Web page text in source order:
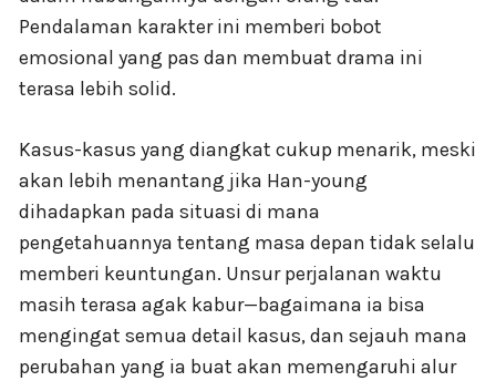
Pendalaman karakter ini memberi bobot
emosional yang pas dan membuat drama ini
terasa lebih solid.
Kasus-kasus yang diangkat cukup menarik, meski
akan lebih menantang jika Han-young
dihadapkan pada situasi di mana
pengetahuannya tentang masa depan tidak selalu
memberi keuntungan. Unsur perjalanan waktu
masih terasa agak kabur—bagaimana ia bisa
mengingat semua detail kasus, dan sejauh mana
perubahan yang ia buat akan memengaruhi alur